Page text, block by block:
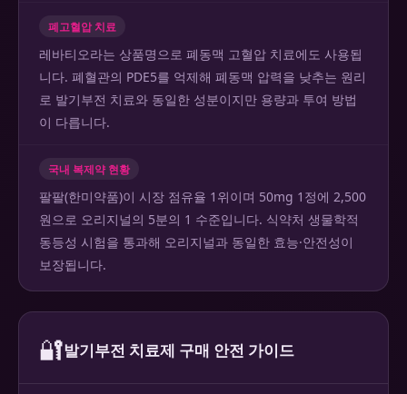
폐고혈압 치료
레바티오라는 상품명으로 폐동맥 고혈압 치료에도 사용됩
니다. 폐혈관의 PDE5를 억제해 폐동맥 압력을 낮추는 원리
로 발기부전 치료와 동일한 성분이지만 용량과 투여 방법
이 다릅니다.
국내 복제약 현황
팔팔(한미약품)이 시장 점유율 1위이며 50mg 1정에 2,500
원으로 오리지널의 5분의 1 수준입니다. 식약처 생물학적
동등성 시험을 통과해 오리지널과 동일한 효능·안전성이
보장됩니다.
🔐발기부전 치료제 구매 안전 가이드